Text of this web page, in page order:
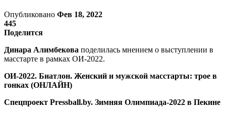
Опубликовано Фев 18, 2022
445
Поделится
Динара Алимбекова поделилась мнением о выступлении в
масстарте в рамках ОИ-2022.
ОИ-2022. Биатлон. Женский и мужской масстарты: трое в
гонках (ОНЛАЙН)
Спецпроект Pressball.by. Зимняя Олимпиада-2022 в Пекине